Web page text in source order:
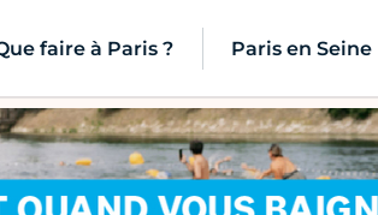
faire à Paris ? Paris en Seine